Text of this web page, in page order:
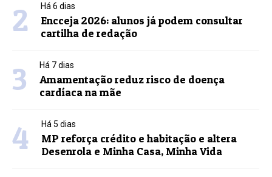
2 Há 6 dias
Encceja 2026: alunos já podem consultar
cartilha de redação
3 Há 7 dias
Amamentação reduz risco de doença
cardíaca na mãe
4 Há 5 dias
MP reforça crédito e habitação e altera
Desenrola e Minha Casa, Minha Vida